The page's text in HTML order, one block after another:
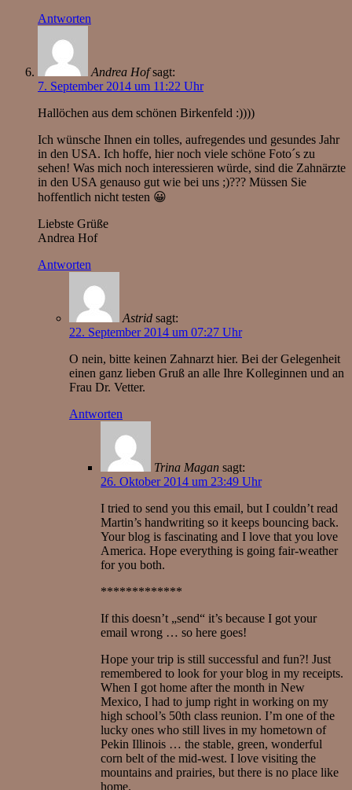
Antworten
Andrea Hof sagt:
7. September 2014 um 11:22 Uhr
Hallöchen aus dem schönen Birkenfeld :))))
Ich wünsche Ihnen ein tolles, aufregendes und gesundes Jahr
in den USA. Ich hoffe, hier noch viele schöne Foto´s zu
sehen! Was mich noch interessieren würde, sind die Zahnärzte
in den USA genauso gut wie bei uns ;)??? Müssen Sie
hoffentlich nicht testen 😀
Liebste Grüße
Andrea Hof
Antworten
Astrid sagt:
22. September 2014 um 07:27 Uhr
O nein, bitte keinen Zahnarzt hier. Bei der Gelegenheit
einen ganz lieben Gruß an alle Ihre Kolleginnen und an
Frau Dr. Vetter.
Antworten
Trina Magan sagt:
26. Oktober 2014 um 23:49 Uhr
I tried to send you this email, but I couldn’t read
Martin’s handwriting so it keeps bouncing back.
Your blog is fascinating and I love that you love
America. Hope everything is going fair-weather
for you both.
*************
If this doesn’t „send“ it’s because I got your
email wrong … so here goes!
Hope your trip is still successful and fun?! Just
remembered to look for your blog in my receipts.
When I got home after the month in New
Mexico, I had to jump right in working on my
high school’s 50th class reunion. I’m one of the
lucky ones who still lives in my hometown of
Pekin Illinois … the stable, green, wonderful
corn belt of the mid-west. I love visiting the
mountains and prairies, but there is no place like
home.